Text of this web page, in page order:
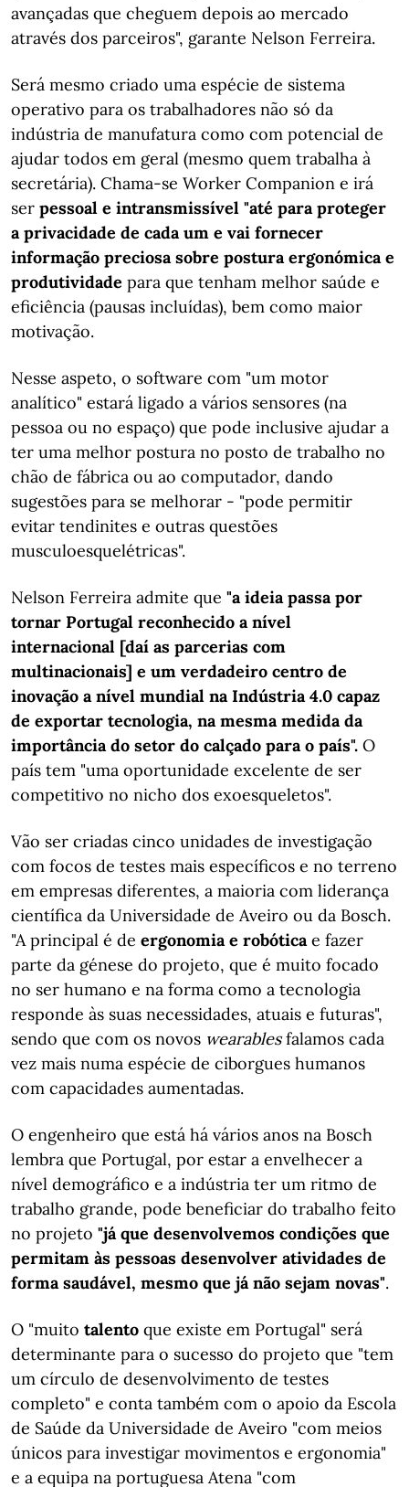
avançadas que cheguem depois ao mercado
através dos parceiros", garante Nelson Ferreira.
Será mesmo criado uma espécie de sistema
operativo para os trabalhadores não só da
indústria de manufatura como com potencial de
ajudar todos em geral (mesmo quem trabalha à
secretária). Chama-se Worker Companion e irá
ser pessoal e intransmissível "até para proteger
a privacidade de cada um e vai fornecer
informação preciosa sobre postura ergonómica e
produtividade para que tenham melhor saúde e
eficiência (pausas incluídas), bem como maior
motivação.
Nesse aspeto, o software com "um motor
analítico" estará ligado a vários sensores (na
pessoa ou no espaço) que pode inclusive ajudar a
ter uma melhor postura no posto de trabalho no
chão de fábrica ou ao computador, dando
sugestões para se melhorar - "pode permitir
evitar tendinites e outras questões
musculoesquelétricas".
Nelson Ferreira admite que "a ideia passa por
tornar Portugal reconhecido a nível
internacional [daí as parcerias com
multinacionais] e um verdadeiro centro de
inovação a nível mundial na Indústria 4.0 capaz
de exportar tecnologia, na mesma medida da
importância do setor do calçado para o país". O
país tem "uma oportunidade excelente de ser
competitivo no nicho dos exoesqueletos".
Vão ser criadas cinco unidades de investigação
com focos de testes mais específicos e no terreno
em empresas diferentes, a maioria com liderança
científica da Universidade de Aveiro ou da Bosch.
"A principal é de ergonomia e robóticae fazer
parte da génese do projeto, que é muito focado
no ser humano e na forma como a tecnologia
responde às suas necessidades, atuais e futuras",
sendo que com os novos wearablesfalamos cada
vez mais numa espécie de ciborgues humanos
com capacidades aumentadas.
O engenheiro que está há vários anos na Bosch
lembra que Portugal, por estar a envelhecer a
nível demográfico e a indústria ter um ritmo de
trabalho grande, pode beneficiar do trabalho feito
no projeto "já que desenvolvemos condições que
permitam às pessoas desenvolver atividades de
forma saudável, mesmo que já não sejam novas".
O "muito talento que existe em Portugal" será
determinante para o sucesso do projeto que "tem
um círculo de desenvolvimento de testes
completo" e conta também com o apoio da Escola
de Saúde da Universidade de Aveiro "com meios
únicos para investigar movimentos e ergonomia"
e a equipa na portuguesa Atena "com